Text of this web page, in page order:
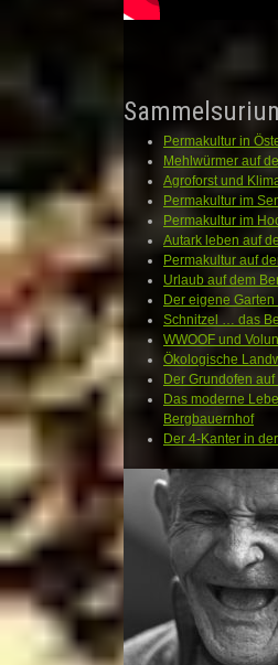
Permakultur in
Mehlwürmer auf
Agroforst und
Permakultur im
Permakultur im
Autark leben auf
Permakultur auf
Urlaub auf dem
Der eigene
Schnitzel … das
WWOOF und
Ökologische
Der Grundofen
Das moderne
Bergbauernhof
Der 4-Kanter in